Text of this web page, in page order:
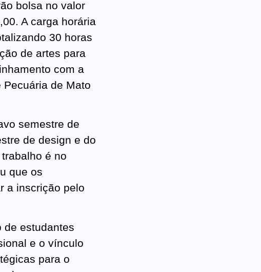
bolsa no valor
A carga horária
30 horas
de artes para
com a
de Mato
semestre de
de design e do
é no
que os
a inscrição pelo
de estudantes
e o vínculo
para o